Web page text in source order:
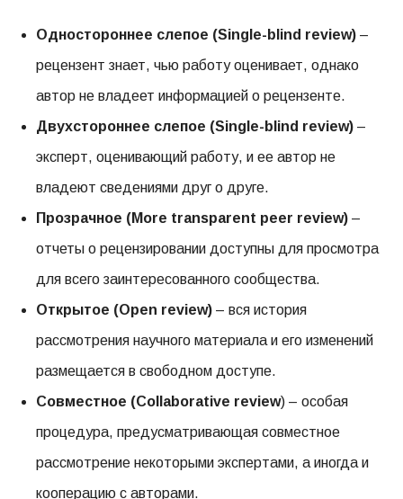
Одностороннее слепое (Single-blind review) –
рецензент знает, чью работу оценивает, однако
автор не владеет информацией о рецензенте.
Двухстороннее слепое (Single-blind review) –
эксперт, оценивающий работу, и ее автор не
владеют сведениями друг о друге.
Прозрачное (More transparent peer review) –
отчеты о рецензировании доступны для просмотра
для всего заинтересованного сообщества.
Открытое (Open review) – вся история
рассмотрения научного материала и его изменений
размещается в свободном доступе.
Совместное (Collaborative review) – особая
процедура, предусматривающая совместное
рассмотрение некоторыми экспертами, а иногда и
кооперацию с авторами.